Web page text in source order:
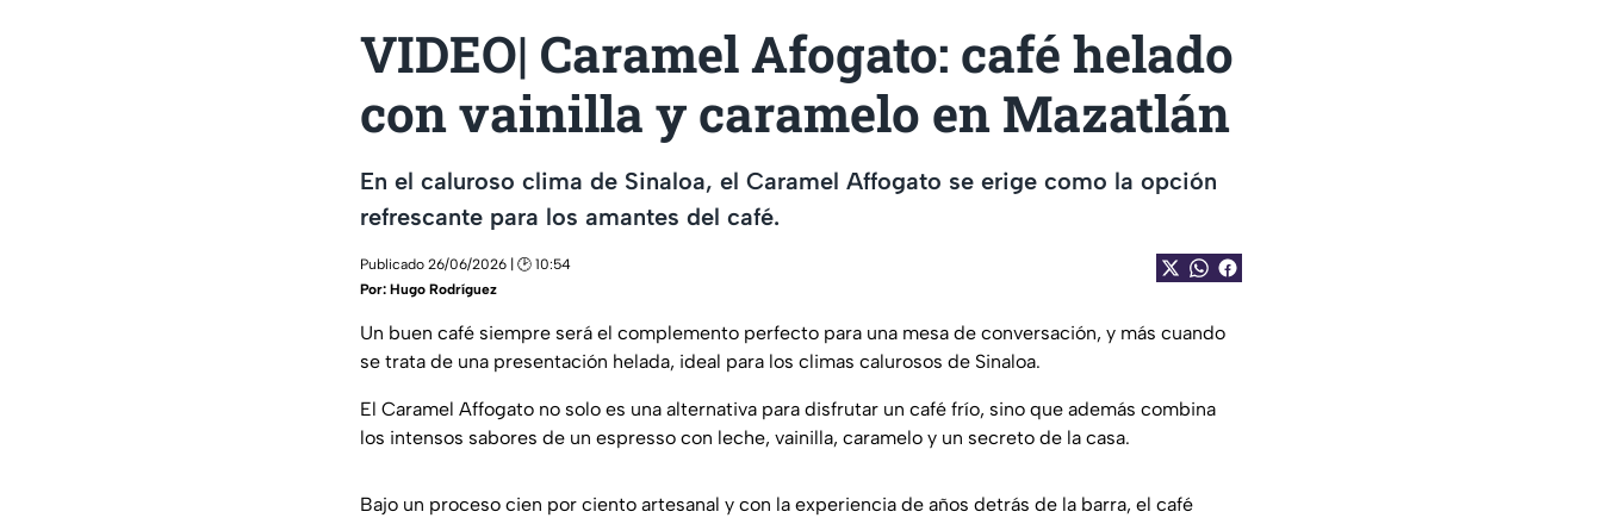
VIDEO| Caramel Afogato: café helado
con vainilla y caramelo en Mazatlán
En el caluroso clima de Sinaloa, el Caramel Affogato se erige como la opción
refrescante para los amantes del café.
Publicado 26/06/2026 | 🕑 10:54
Por: Hugo Rodríguez
Un buen café siempre será el complemento perfecto para una mesa de conversación, y más cuando
se trata de una presentación helada, ideal para los climas calurosos de Sinaloa.
El Caramel Affogato no solo es una alternativa para disfrutar un café frío, sino que además combina
los intensos sabores de un espresso con leche, vainilla, caramelo y un secreto de la casa.
Bajo un proceso cien por ciento artesanal y con la experiencia de años detrás de la barra, el café